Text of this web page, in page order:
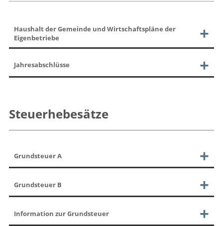
Haushalt der Gemeinde und Wirtschaftspläne der
Eigenbetriebe
Jahresabschlüsse
Steuerhebesätze
Grundsteuer A
Grundsteuer B
Information zur Grundsteuer